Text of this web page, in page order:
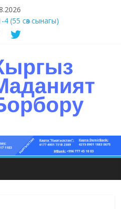
4 (55 сөз сынагы)
14 (55 сөз сынагы)
12 (55 сөз сынагы)
8 (55 сөз сынагы)